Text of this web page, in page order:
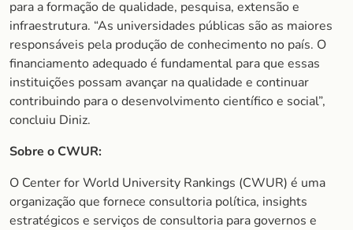
para a formação de qualidade, pesquisa, extensão e
infraestrutura. “As universidades públicas são as maiores
responsáveis pela produção de conhecimento no país. O
financiamento adequado é fundamental para que essas
instituições possam avançar na qualidade e continuar
contribuindo para o desenvolvimento científico e social”,
concluiu Diniz.
Sobre o CWUR:
O Center for World University Rankings (CWUR) é uma
organização que fornece consultoria política, insights
estratégicos e serviços de consultoria para governos e